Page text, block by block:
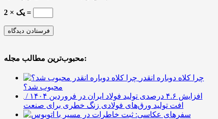
2 × یک =
محبوب‌ترین مطالب مجله:
چرا کلاه دوباره انقدر
محبوب شد؟
افزایش ۴.۶ درصدی تولید فولاد ایران در فروردین ۱۴۰۴ /
افت تولید ورق‌های فولادی زنگ خطری برای صنعت